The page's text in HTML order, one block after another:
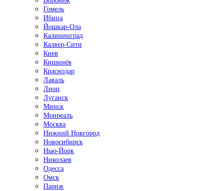
Гомель
Ибица
Йошкар-Ола
Калининград
Калвер-Сити
Киев
Кишинёв
Краснодар
Лаваль
Лион
Луганск
Минск
Монреаль
Москва
Нижний Новгород
Новосибирск
Нью-Йорк
Николаев
Одесса
Омск
Париж